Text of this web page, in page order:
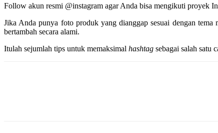
Follow akun resmi @instagram agar Anda bisa mengikuti proyek
Jika Anda punya foto produk yang dianggap sesuai dengan tema
bertambah secara alami.
Itulah sejumlah tips untuk memaksimal hashtag sebagai salah satu